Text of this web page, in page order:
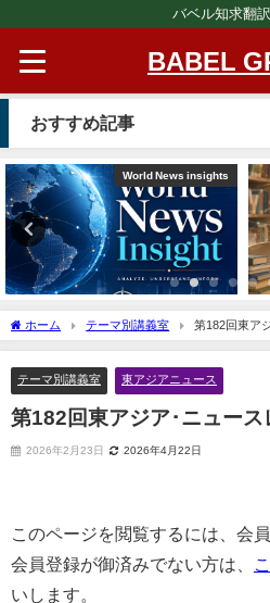
バベル知求翻
BABEL
おすすめ記事
World News insights
ホーム テーマ別講義室 第182回東ア
テーマ別講義室 東アジアニュース
第182回東アジア･ニュース
2026年2月23日 2026年4月22日
このページを閲覧するには、会
会員登録が御済みでない方は、
いします。